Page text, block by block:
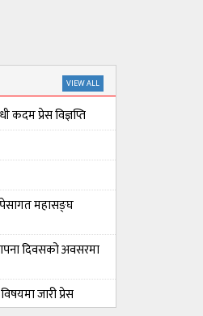
VIEW ALL
कदम प्रेस विज्ञप्ति
पेसागत महासङ्घ
दिवसको अवसरमा
जारी प्रेस